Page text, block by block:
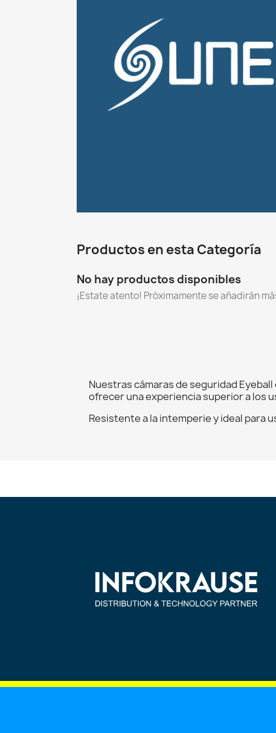
Productos en esta Categoría
No hay productos disponibles
¡Estate atento! Próximamente se añadirán
Nuestras cámaras de seguridad
ofrecer una experiencia superior a los
Resistente a la intemperie y ideal para